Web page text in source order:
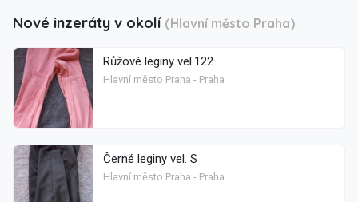
Nové inzeráty v okolí (Hlavní město Praha)
Růžové leginy vel.122
Hlavní město Praha - Praha
Černé leginy vel. S
Hlavní město Praha - Praha